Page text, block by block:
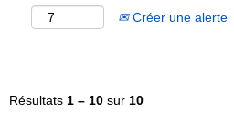
Créer une alerte
Résultats 1 – 10 sur 10